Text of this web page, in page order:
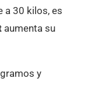
a 30 kilos, es
aumenta su
y